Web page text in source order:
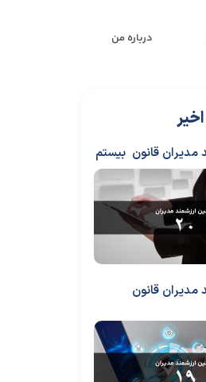
درباره من
مدیران قانون بیستم
مدیران قانون